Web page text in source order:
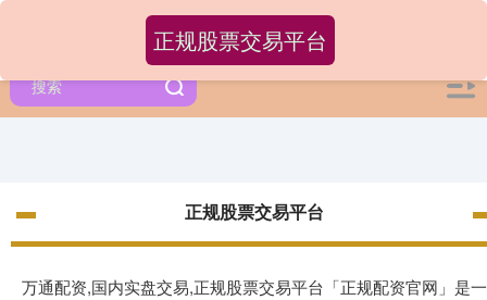
正规股票交易平台
万通配资,国内实盘交易,正规股票交易平台「正规配资官网」是一
正规股票交易平台